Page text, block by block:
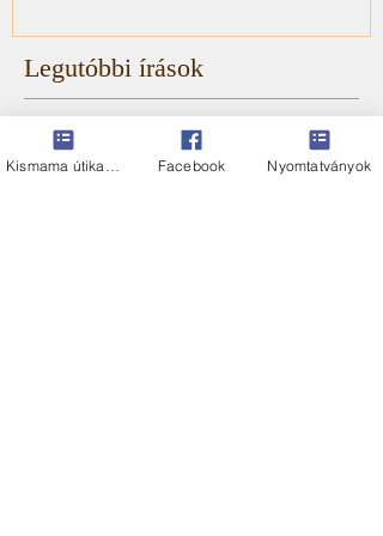
Legutóbbi írások
Bővült a személyi kedvezményekre
jogosító betegségek listája
Facebook Nyomtatványok